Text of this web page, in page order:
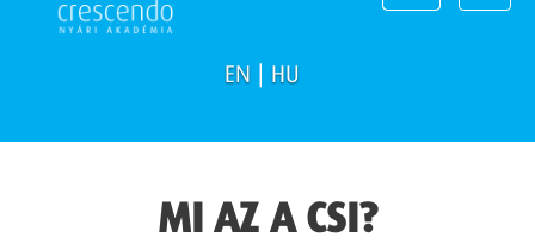
EN HU
MI AZ A CSI?